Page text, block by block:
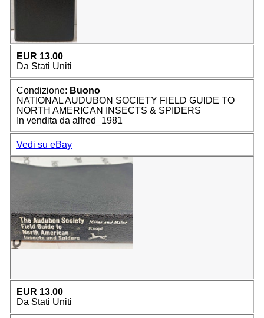
EUR 13.00
Da Stati Uniti
Condizione: Buono
NATIONAL AUDUBON SOCIETY FIELD GUIDE TO
NORTH AMERICAN INSECTS & SPIDERS
In vendita da alfred_1981
Vedi su eBay
EUR 13.00
Da Stati Uniti